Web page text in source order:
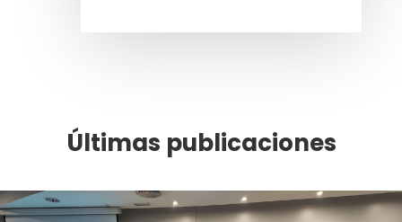
Últimas publicaciones